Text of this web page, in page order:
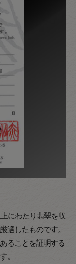
にわたり翡翠を収
選したものです。
ることを証明する
。